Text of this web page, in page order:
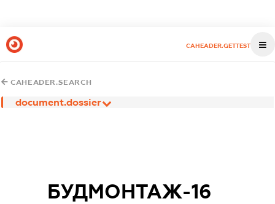
CAHEADER.GETTEST
CAHEADER.SEARCH
document.dossier
БУДМОНТАЖ-16